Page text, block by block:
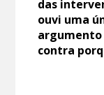
das
ouvi uma
contra